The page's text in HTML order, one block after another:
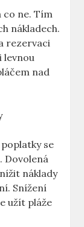
co ne. Tím
nákladech.
rezervaci
levnou
nad
se
Dovolená
náklady
Snížení
užít pláže